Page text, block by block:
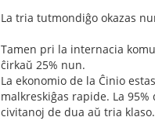
La tria tutmondiĝo okazas
Tamen pri la internacia
ĉirkaŭ 25% nun.
La ekonomio de la Ĉinio
malkreskiĝas rapide. La
civitanoj de dua aŭ tria klaso.